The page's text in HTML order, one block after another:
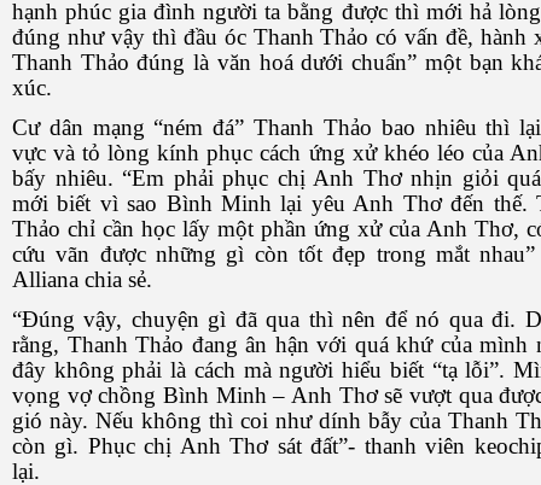
hạnh phúc gia đình người ta bằng được thì mới hả
đúng như vậy thì đầu óc Thanh Thảo có vấn đề, hành
Thanh Thảo đúng là văn hoá dưới chuẩn” một bạn
xúc.
Cư dân mạng “ném đá” Thanh Thảo bao nhiêu thì
vực và tỏ lòng kính phục cách ứng xử khéo léo của
bấy nhiêu. “Em phải phục chị Anh Thơ nhịn giỏi
mới biết vì sao Bình Minh lại yêu Anh Thơ đến thế.
Thảo chỉ cần học lấy một phần ứng xử của Anh Thơ,
cứu vãn được những gì còn tốt đẹp trong mắt
Alliana chia sẻ.
“Đúng vậy, chuyện gì đã qua thì nên để nó qua đi.
rằng, Thanh Thảo đang ân hận với quá khứ của mình
đây không phải là cách mà người hiểu biết “tạ lỗi”.
vọng vợ chồng Bình Minh – Anh Thơ sẽ vượt qua
gió này. Nếu không thì coi như dính bẫy của Thanh
còn gì. Phục chị Anh Thơ sát đất”- thanh viên
lại.